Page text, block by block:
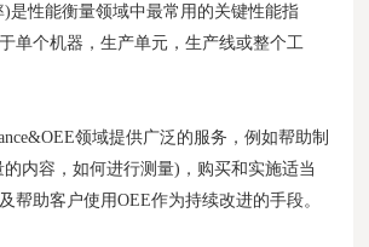
)是性能衡量领域中最常用的关键性能指
单个机器，生产单元，生产线或整个工
领域提供广泛的服务，例如帮助制
的内容，如何进行测量)，购买和实施适当
帮助客户使用OEE作为持续改进的手段。